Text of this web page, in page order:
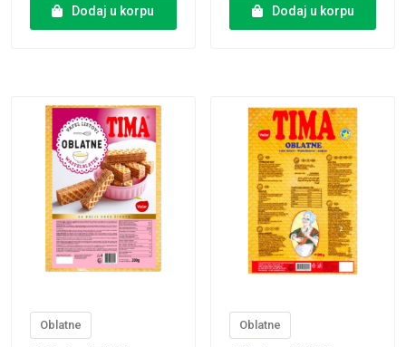
Dodaj u korpu Dodaj u korpu
Oblatne Oblatne